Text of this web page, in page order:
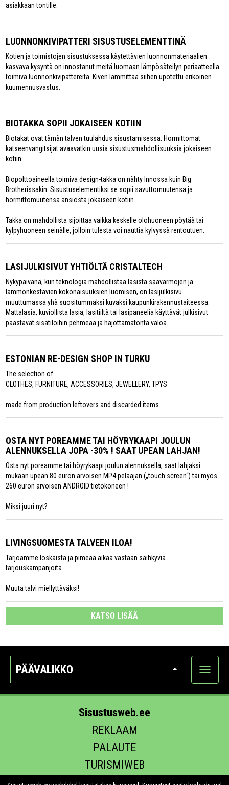
asiakkaan tontille.
LUONNONKIVIPATTERI SISUSTUSELEMENTTINÄ
Kotien ja toimistojen sisustuksessa käytettävien luonnonmateriaalien
kasvava kysyntä on innostanut meitä luomaan lämpösäteilyn periaatteella
toimiva luonnonkivipattereita. Kiven lämmittää siihen upotettu erikoinen
kuumennusvastus.
BIOTAKKA SOPII JOKAISEEN KOTIIN
Biotakat ovat tämän talven tuulahdus sisustamisessa. Hormittomat
katseenvangitsijat avaavatkin uusia sisustusmahdollisuuksia jokaiseen
kotiin.
Biopolttoaineella toimiva design-takka on nähty Innossa kuin Big
Brotherissakin. Sisustuselementiksi se sopii savuttomuutensa ja
hormittomuutensa ansiosta jokaiseen kotiin.
Takka on mahdollista sijoittaa vaikka keskelle olohuoneen pöytää tai
kylpyhuoneen seinälle, jolloin tulesta voi nauttia kylvyssä rentoutuen.
LASIJULKISIVUT YHTIÖLTÄ CRISTALTECH
Nykypäivänä, kun teknologia mahdollistaa lasista säävarmojen ja
lämmönkestävien kokonaisuuksien luomisen, on lasijulkisivu
muuttumassa yhä suositummaksi kuvaksi kaupunkirakennustaiteessa.
Mattalasia, kuviollista lasia, lasitiiltä tai lasipaneelia käyttävät julkisivut
päästävät sisätiloihin pehmeää ja hajottamatonta valoa.
ESTONIAN RE-DESIGN SHOP IN TURKU
The selection of
CLOTHES, FURNITURE, ACCESSORIES, JEWELLERY, TPYS
made from production leftovers and discarded items.
OSTA NYT POREAMME TAI HÖYRYKAAPI JOULUN
ALENNUKSELLA JOPA -30% ! SAAT UPEAN LAHJAN!
Osta nyt poreamme tai höyrykaapi joulun alennuksella, saat lahjaksi
mukaan upean 80 euron arvoisen MP4 pelaajan („touch screen“) tai myös
260 euron arvoisen ANDROID tietokoneen !
Miksi juuri nyt?
LIVINGSUOMESTA TALVEEN ILOA!
Tarjoamme loskaista ja pimeää aikaa vastaan säihkyviä
tarjouskampanjoita.
Muuta talvi miellyttäväksi!
KATSO LISÄÄ
PÄÄVALIKKO
Näytä
Sisustusweb.ee
REKLAAM
PALAUTE
TURISMIWEB
EHITUS.EE